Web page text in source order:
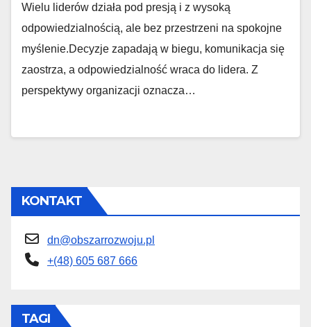
Wielu liderów działa pod presją i z wysoką
odpowiedzialnością, ale bez przestrzeni na spokojne
myślenie.Decyzje zapadają w biegu, komunikacja się
zaostrza, a odpowiedzialność wraca do lidera. Z
perspektywy organizacji oznacza…
KONTAKT
dn@obszarrozwoju.pl
+(48) 605 687 666
TAGI